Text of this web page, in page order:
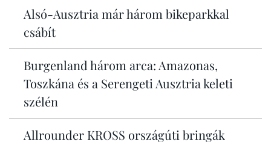
Alsó-Ausztria már három bikeparkkal
csábít
Burgenland három arca: Amazonas,
Toszkána és a Serengeti Ausztria keleti
szélén
Allrounder KROSS országúti bringák